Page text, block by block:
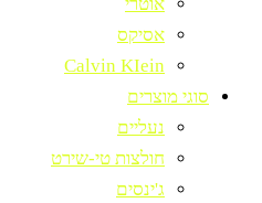
אסיקס
Calvin KIein
סוגי מוצרים
נעליים
חולצות טי-שירט
ג'ינסים